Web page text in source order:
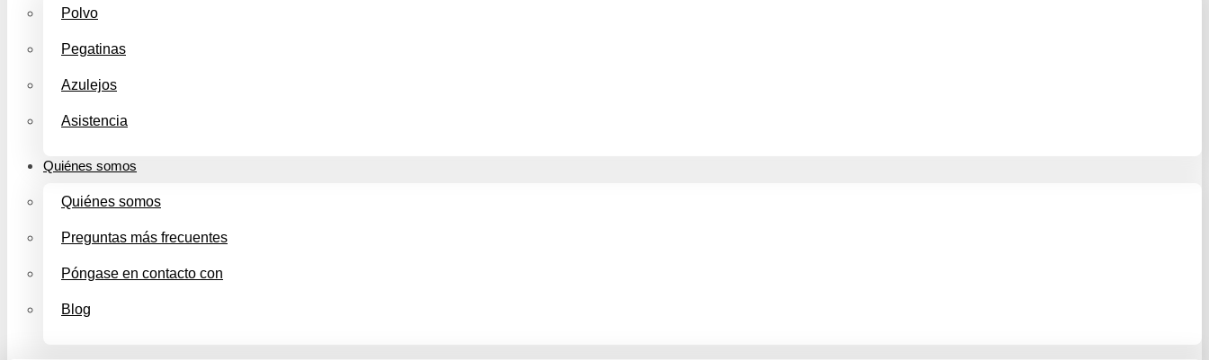
Polvo
Pegatinas
Azulejos
Asistencia
Quiénes somos
Quiénes somos
Preguntas más frecuentes
Póngase en contacto con
Blog